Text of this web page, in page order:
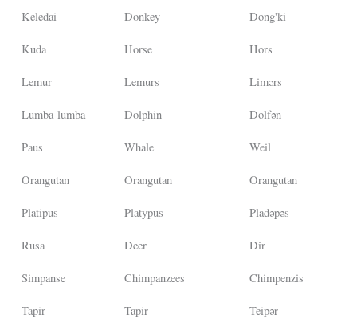
Keledai Donkey Dong'ki
Kuda Horse Hors
Lemur Lemurs Limərs
Lumba-lumba Dolphin Dolfən
Paus Whale Weil
Orangutan Orangutan Orangutan
Platipus Platypus Pladəpəs
Rusa Deer Dir
Simpanse Chimpanzees Chimpenzis
Tapir Tapir Teipər